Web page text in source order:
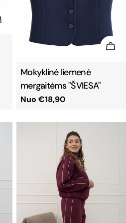
Mokyklinė liemenė
mergaitėms "ŠVIESA"
Reguliari
Nuo €18,90